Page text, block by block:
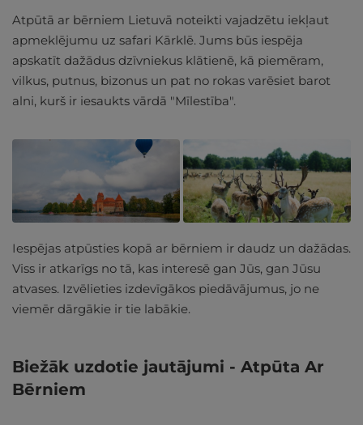
Atpūtā ar bērniem Lietuvā noteikti vajadzētu iekļaut
apmeklējumu uz safari Kārklē. Jums būs iespēja
apskatīt dažādus dzīvniekus klātienē, kā piemēram,
vilkus, putnus, bizonus un pat no rokas varēsiet barot
alni, kurš ir iesaukts vārdā "Mīlestība".
Iespējas atpūsties kopā ar bērniem ir daudz un dažādas.
Viss ir atkarīgs no tā, kas interesē gan Jūs, gan Jūsu
atvases. Izvēlieties izdevīgākos piedāvājumus, jo ne
viemēr dārgākie ir tie labākie.
Biežāk uzdotie jautājumi - Atpūta Ar
Bērniem